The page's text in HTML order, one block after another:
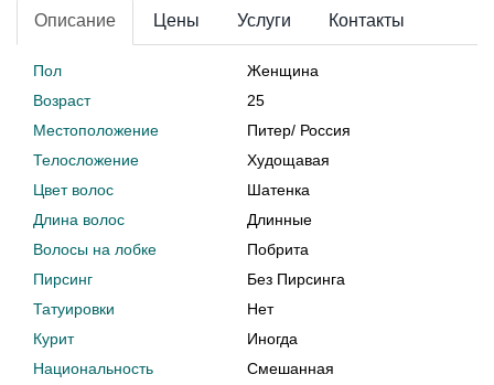
Описание Цены Услуги Контакты
Пол
Женщина
Возраст
25
Местоположение
Питер/ Россия
Телосложение
Худощавая
Цвет волос
Шатенка
Длина волос
Длинные
Волосы на лобке
Побрита
Пирсинг
Без Пирсинга
Татуировки
Нет
Курит
Иногда
Национальность
Смешанная